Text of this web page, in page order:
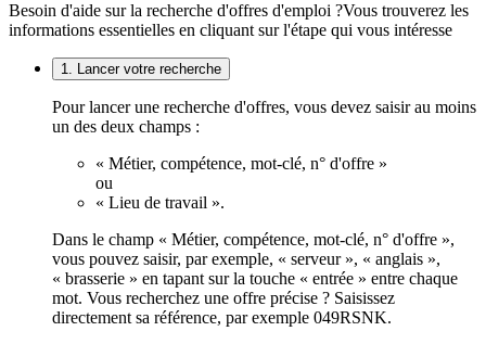
Besoin d'aide sur la recherche d'offres d'emploi ?Vous trouverez les
informations essentielles en cliquant sur l'étape qui vous intéresse
1. Lancer votre recherche
Pour lancer une recherche d'offres, vous devez saisir au moins
un des deux champs :
« Métier, compétence, mot-clé, n° d'offre »
ou
« Lieu de travail ».
Dans le champ « Métier, compétence, mot-clé, n° d'offre »,
vous pouvez saisir, par exemple, « serveur », « anglais »,
« brasserie » en tapant sur la touche « entrée » entre chaque
mot. Vous recherchez une offre précise ? Saisissez
directement sa référence, par exemple 049RSNK.